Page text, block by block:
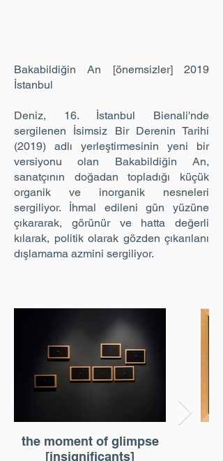
40 x 28 cm
2014
Bakabildiğin An [önemsizler] 2019
İstanbul
Deniz, 16. İstanbul Bienali'nde
sergilenen İsimsiz Bir Derenin Tarihi
(2019) adlı yerleştirmesinin yeni bir
versiyonu olan Bakabildiğin An,
sanatçının doğadan topladığı küçük
organik ve inorganik nesneleri
sergiliyor. İhmal edileni gün yüzüne
çıkararak, görünür ve hatta değerli
kılarak, politik olarak gözden çıkarılanı
dışlamama azmini sergiliyor.
the moment of glimpse
[insignificants]